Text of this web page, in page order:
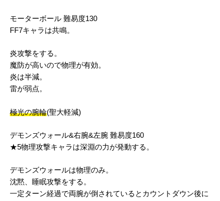
モーターボール 難易度130
FF7キャラは共鳴。
炎攻撃をする。
魔防が高いので物理が有効。
炎は半減。
雷が弱点。
極光の腕輪(聖大軽減)
デモンズウォール&右腕&左腕 難易度160
★5物理攻撃キャラは深淵の力が発動する。
デモンズウォールは物理のみ。
沈黙、睡眠攻撃をする。
一定ターン経過で両腕が倒されているとカウントダウン後に